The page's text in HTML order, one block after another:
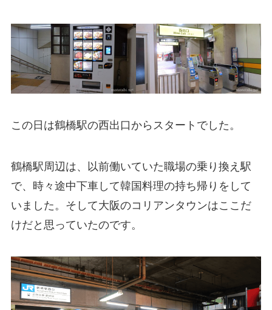
この日は鶴橋駅の西出口からスタートでした。
鶴橋駅周辺は、以前働いていた職場の乗り換え駅
で、時々途中下車して韓国料理の持ち帰りをして
いました。そして大阪のコリアンタウンはここだ
けだと思っていたのです。